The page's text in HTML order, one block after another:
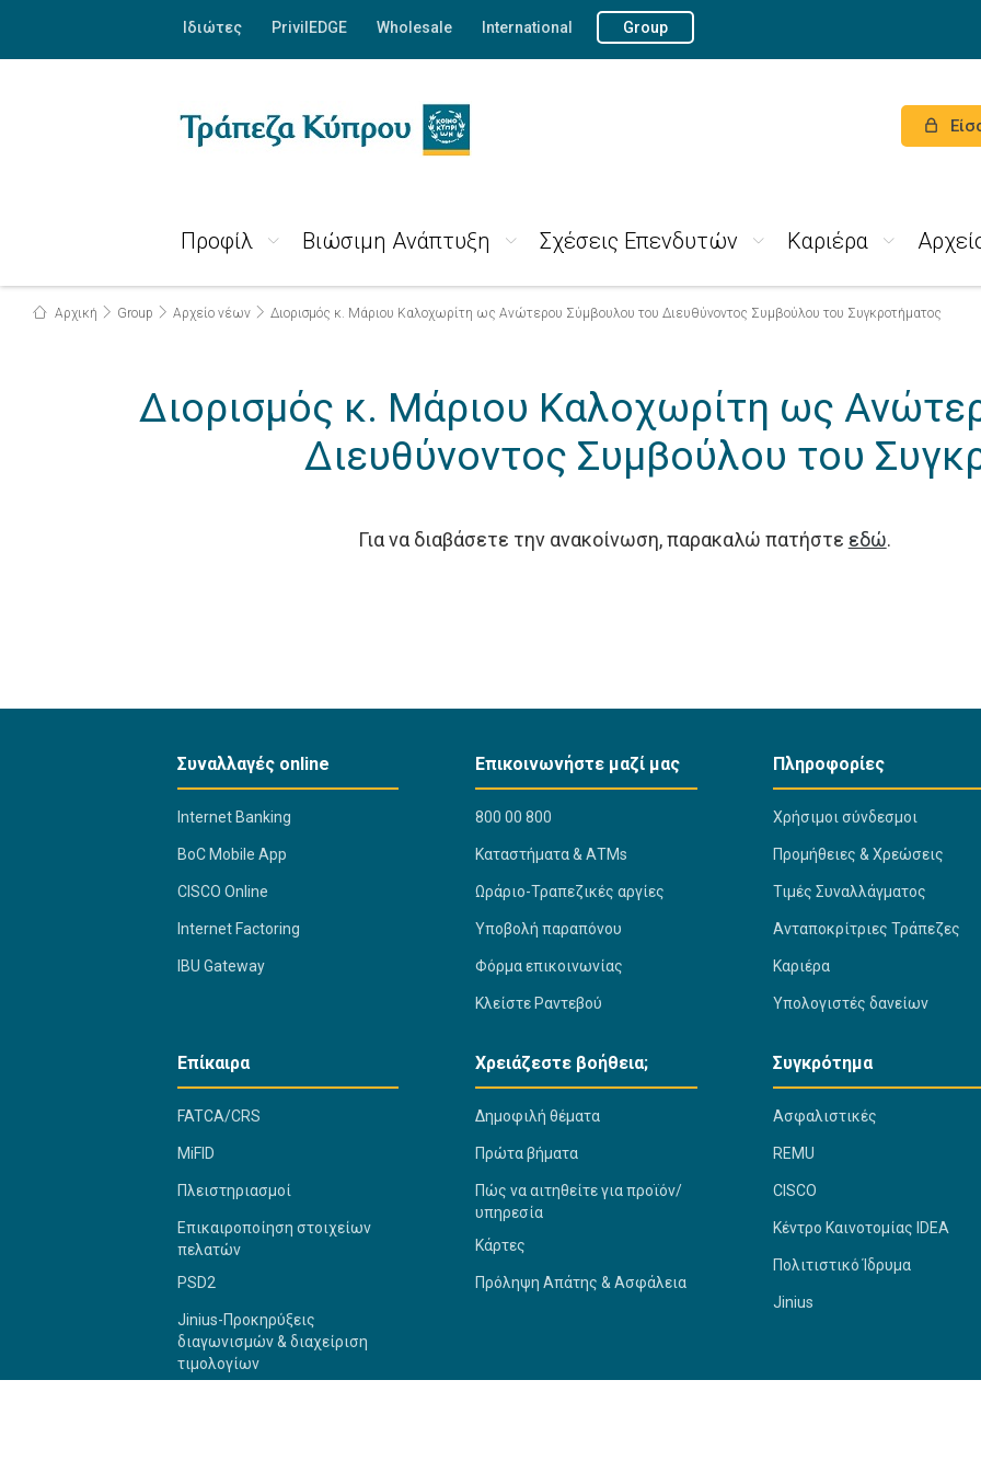
Ιδιώτες PrivilEDGE Wholesale International Group
Προφίλ Βιώσιμη Ανάπτυξη Σχέσεις Επενδυτών Καριέρα
Αρχική Group Αρχείο νέων Διορισμός κ. Μάριου Καλοχωρίτη ως Ανώτερου Σύμβουλου του Διευθύνοντος Συμβούλου του Συγκροτήματος
Διορισμός κ. Μάριου Καλοχωρίτη ως
Διευθύνοντος Συμβούλου του
Για να διαβάσετε την ανακοίνωση, παρακαλώ πατήστε εδώ.
Συναλλαγές online
Internet Banking
BoC Mobile App
CISCO Online
Internet Factoring
IBU Gateway
Επικοινωνήστε μαζί μας
800 00 800
Kαταστήματα & ΑΤΜs
Ωράριο-Τραπεζικές αργίες
Υποβολή παραπόνου
Φόρμα επικοινωνίας
Κλείστε Ραντεβού
Πληροφορίες
Χρήσιμοι σύνδεσμοι
Προμήθειες & Χρεώσεις
Τιμές Συναλλάγματος
Ανταποκρίτριες Τράπεζες
Καριέρα
Υπολογιστές δανείων
Επίκαιρα
FATCA/CRS
MiFID
Πλειστηριασμοί
Επικαιροποίηση στοιχείων
πελατών
PSD2
Jinius-Προκηρύξεις
διαγωνισμών & διαχείριση
τιμολογίων
Χρειάζεστε βοήθεια;
Δημοφιλή θέματα
Πρώτα βήματα
Πώς να αιτηθείτε για προϊόν/
υπηρεσία
Κάρτες
Πρόληψη Απάτης & Ασφάλεια
Συγκρότημα
Ασφαλιστικές
REMU
CISCO
Κέντρο Καινοτομίας IDEA
Πολιτιστικό Ίδρυμα
Jinius